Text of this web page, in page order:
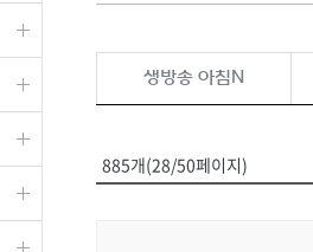
보은
옥천
시청자 FLEX
특집프로그램
생방송 아침N
885개(28/50페이지)